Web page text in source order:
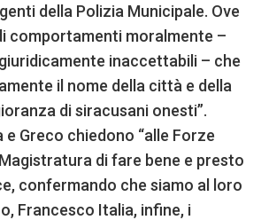
della Polizia Municipale. Ove
comportamenti moralmente –
inaccettabili – che
il nome della città e della
di siracusani onesti”.
e Greco chiedono “alle Forze
Magistratura di fare bene e presto
confermando che siamo al loro
Francesco Italia, infine, i